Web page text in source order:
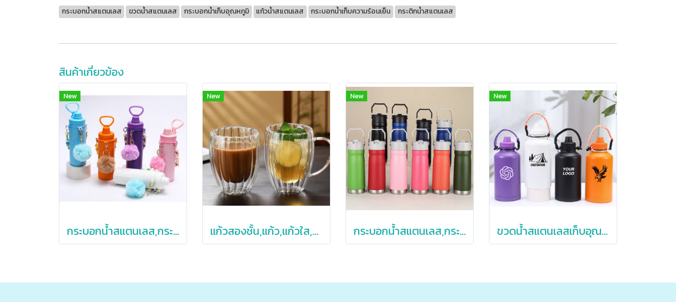
กระบอกน้ำสแตนเลส ขวดน้ำสแตนเลส กระบอกน้ำเก็บอุณหภูมิ แก้วน้ำสแตนเลส กระบอกน้ำเก็บความร้อนเย็น กระติกน้ำสแตนเลส
สินค้าเกี่ยวข้อง
New
กระบอกน้ำสแตนเลส,กระติกน้ำสแตนเลส,กระบอกน้ำสแตนเลสเก็บอุณหภูมิ,304,550ml
New
แก้วสองชั้น,แก้ว,แก้วใส,แก้วกาแฟ,แก้วกาแฟสองชั้น250ml,350ml,450ml
New
กระบอกน้ำสแตนเลส,กระบอกน้าสแตนเลสหูหิ้ว,650oz
New
ขวดน้ำสแตนเลสเก็บอุณหภูมิ,กระติกน้ำสแตนเลส,64oz